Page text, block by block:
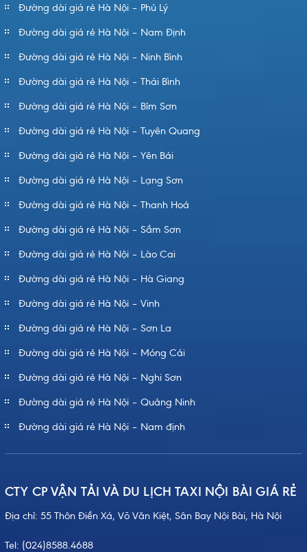
Đường dài giá rẻ Hà Nội – Phủ Lý
Đường dài giá rẻ Hà Nội – Nam Định
Đường dài giá rẻ Hà Nội – Ninh Bình
Đường dài giá rẻ Hà Nội – Thái Bình
Đường dài giá rẻ Hà Nội – Bỉm Sơn
Đường dài giá rẻ Hà Nội – Tuyên Quang
Đường dài giá rẻ Hà Nội – Yên Bái
Đường dài giá rẻ Hà Nội – Lạng Sơn
Đường dài giá rẻ Hà Nội – Thanh Hoá
Đường dài giá rẻ Hà Nội – Sầm Sơn
Đường dài giá rẻ Hà Nội – Lào Cai
Đường dài giá rẻ Hà Nội – Hà Giang
Đường dài giá rẻ Hà Nội – Vinh
Đường dài giá rẻ Hà Nội – Sơn La
Đường dài giá rẻ Hà Nội – Móng Cái
Đường dài giá rẻ Hà Nội – Nghi Sơn
Đường dài giá rẻ Hà Nội – Quảng Ninh
Đường dài giá rẻ Hà Nội – Nam định
CTY CP VẬN TẢI VÀ DU LỊCH TAXI NỘI BÀI GIÁ RẺ
Địa chỉ: 55 Thôn Điền Xá, Võ Văn Kiệt, Sân Bay Nội Bài, Hà Nội
Tel: (024)8588.4688